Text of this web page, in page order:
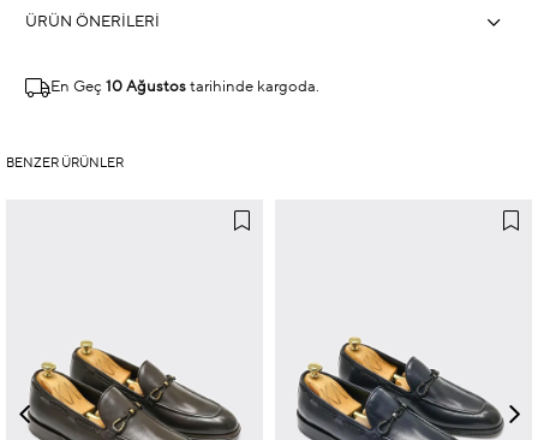
ÜRÜN ÖNERILERI
En Geç 10 Ağustos tarihinde kargoda.
BENZER ÜRÜNLER